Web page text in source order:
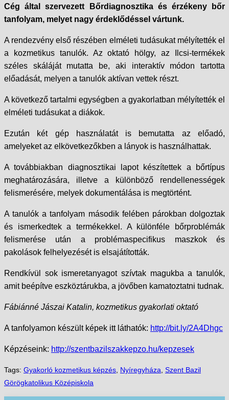
Cég által szervezett Bőrdiagnosztika és érzékeny bőr
tanfolyam, melyet nagy érdeklődéssel vártunk.
A rendezvény első részében elméleti tudásukat mélyítették el
a kozmetikus tanulók. Az oktató hölgy, az Ilcsi-termékek
széles skáláját mutatta be, aki interaktív módon tartotta
előadását, melyen a tanulók aktívan vettek részt.
A következő tartalmi egységben a gyakorlatban mélyítették el
elméleti tudásukat a diákok.
Ezután két gép használatát is bemutatta az előadó,
amelyeket az elkövetkezőkben a lányok is használhattak.
A továbbiakban diagnosztikai lapot készítettek a bőrtípus
meghatározására, illetve a különböző rendellenességek
felismerésére, melyek dokumentálása is megtörtént.
A tanulók a tanfolyam második felében párokban dolgoztak
és ismerkedtek a termékekkel. A különféle bőrproblémák
felismerése után a problémaspecifikus maszkok és
pakolások felhelyezését is elsajátították.
Rendkívül sok ismeretanyagot szívtak magukba a tanulók,
amit beépítve eszköztárukba, a jövőben kamatoztatni tudnak.
Fábiánné Jászai Katalin, kozmetikus gyakorlati oktató
A tanfolyamon készült képek itt láthatók: http://bit.ly/2A4Dhgc
Képzéseink: http://szentbazilszakkepzo.hu/kepzesek
Tags: Gyakorló kozmetikus képzés Nyíregyháza Szent Bazil
Görögkatolikus Középiskola